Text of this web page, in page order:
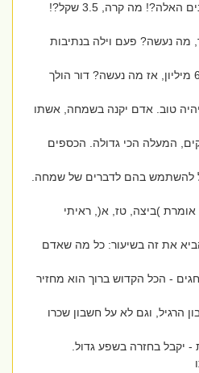
של חלבי. "תשמע מה המעדנים האלה?! מה קרה, 3.5 שקל?!
בסדר, מה נעשה? פעם וילה בנתיבות
מה נעשה? היום עולה 6 מיליון, אז מה נעשה? דור הולך
טוב. אדם יקנה בשמחה, אשתו
המעלה הכי גדולה. הכספים
בהם לדברים של שמחה.
)ביצה, טז, א(, ראיתי
את זה בשיעור: כל מה שאדם
- הכל הקדוש ברוך הוא מחזיר
וגם לא על חשבון שכרו
בחזרה בשפע גדול.